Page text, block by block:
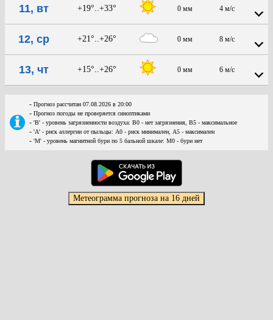
11, вт +19°..+33° 0 мм 4 м/с
12, ср +21°..+26° 0 мм 8 м/с
13, чт +15°..+26° 0 мм 6 м/с
- Прогноз рассчитан 07.08.2026 в 20:00
- Прогноз погоды не проверяется синоптиками
- 'В' - уровень загрязненности воздуха: В0 - нет загрязнения, В5 - максимальное
- 'А' - риск аллергии от пыльцы: А0 - риск минимален, А5 - максимален
- 'М' - уровень магнитной бури по 5 бальной шкале: М0 - бури нет